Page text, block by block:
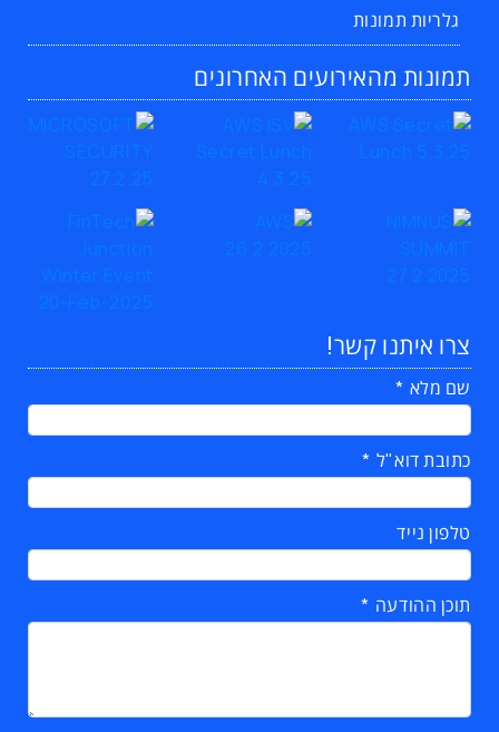
גלריות תמונות
תמונות מהאירועים האחרונים
צרו איתנו קשר!
שם מלא
כתובת דוא"ל
טלפון נייד
תוכן ההודעה